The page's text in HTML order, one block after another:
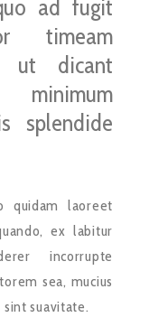
ad fugit
timeam
ut dicant
minimum
splendide
quidam laoreet
ex labitur
incorrupte
sea, mucius
suavitate.